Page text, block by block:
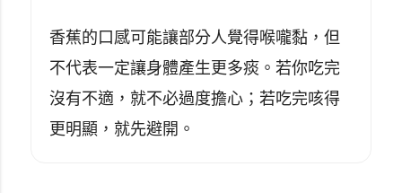
香蕉的口感可能讓部分人覺得喉嚨黏，但
不代表一定讓身體產生更多痰。若你吃完
沒有不適，就不必過度擔心；若吃完咳得
更明顯，就先避開。